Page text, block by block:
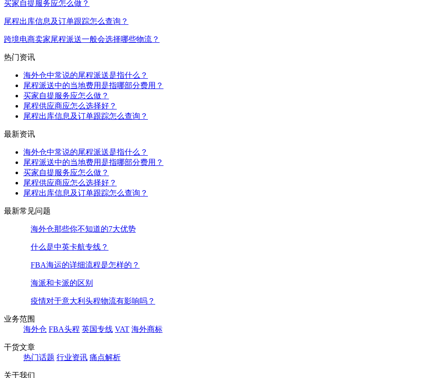
买家自提服务应怎么做？
尾程出库信息及订单跟踪怎么查询？
跨境电商卖家尾程派送一般会选择哪些物流？
热门资讯
海外仓中常说的尾程派送是指什么？
尾程派送中的当地费用是指哪部分费用？
买家自提服务应怎么做？
尾程供应商应怎么选择好？
尾程出库信息及订单跟踪怎么查询？
最新资讯
海外仓中常说的尾程派送是指什么？
尾程派送中的当地费用是指哪部分费用？
买家自提服务应怎么做？
尾程供应商应怎么选择好？
尾程出库信息及订单跟踪怎么查询？
最新常见问题
海外仓那些你不知道的7大优势
什么是中英卡航专线？
FBA海运的详细流程是怎样的？
海派和卡派的区别
疫情对于意大利头程物流有影响吗？
业务范围
海外仓 FBA头程 英国专线 VAT 海外商标
干货文章
热门话题 行业资讯 痛点解析
关于我们